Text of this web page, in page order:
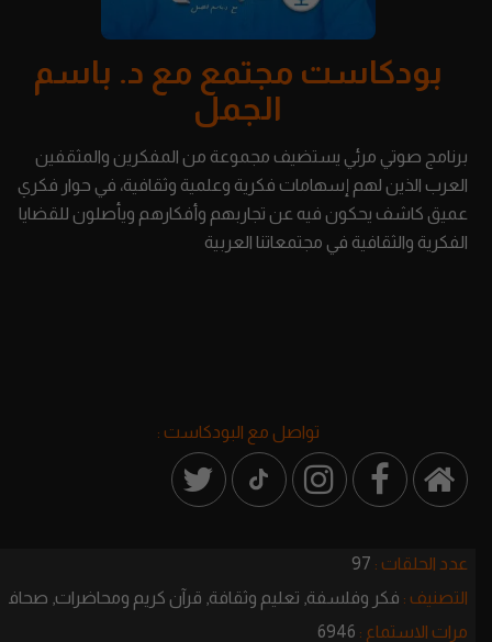
بودكاست مجتمع مع د. باسم
الجمل
برنامج صوتي مرئي يستضيف مجموعة من المفكرين والمثقفين
العرب الذين لهم إسهامات فكرية وعلمية وثقافية، في حوار فكري
عميق كاشف يحكون فيه عن تجاربهم وأفكارهم ويأصلون للقضايا
الفكرية والثقافية في مجتمعاتنا العربية
تواصل مع البودكاست :
عدد الحلقات : 97
التصنيف : فكر وفلسفة, تعليم وثقافة, قرآن كريم ومحاضرات, صحافة
مرات الاستماع : 6946